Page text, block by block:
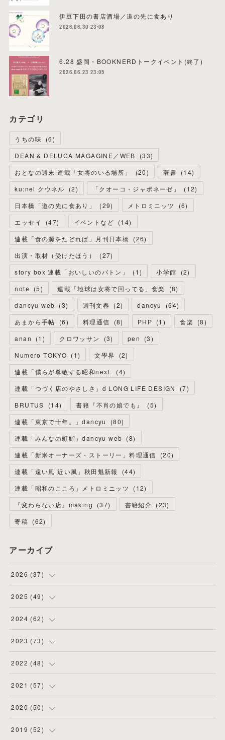
伊豆下田の書店酒場／道の先に食あり
2026.06.30 23:08
6.28 盛岡・BOOKNERDトークイベント(終了)
2026.06.23 23:05
カテゴリ
うちの味 (6)
DEAN & DELUCA MAGAGINE／WEB
(33)
おとなの週末 連載「女将のいる場所」
(20) 著書 (14)
ku:nel クウネル
(2) 「クオーコ・ジャポネーゼ」 (12)
日本橋「道の先に食あり」
(29) メトロミニッツ (6)
エッセイ
(47) イベントなど (14)
連載「食の源をたどれば」月刊日本橋 (26)
出演・取材（受けたほう）
(27)
story box 連載「おいしいのバトン」
(1) 小学館 (2)
note
(5) 連載「地球は女将で回ってる」食楽 (8)
dancyu web (3) 週刊文春 (2) dancyu (64)
あまから手帖
(6) 料理通信 (8) PHP (1 ) 食楽 (8)
anan
(1 ) クロワッサン (3) pen (3)
Numero TOKYO (1) 文學界 (2)
連載「僕らが尊敬する昭和next.
(4)
連載「つづく店のやさしさ」d LONG LIFE DESIGN
(7)
BRUTUS
(14) 書籍『不肖の娘でも』 (5)
連載「東京で十年。」dancyu
(80)
連載「みんなの町鮨」dancyu web (8)
連載「新米オーナーズ・ストーリー」料理通信
(20)
連載「遠い風 近い風」秋田魁新報
(44)
連載「昭和のこころ」メトロミニッツ
(12)
『変わらない店』making
(37) 書籍紹介 (23)
寄稿 (62)
アーカイブ
2026 (37)
(4)
(8)
(2)
( 11
2025 (49)
(3)
(4)
(3)
(4)
2024 (62)
(4)
(5)
(5)
(3 )
2023 (73)
(8)
(6)
(7)
(5)
2022 (48)
(4)
(4)
(5)
2021 (57)
(6)
(8)
2020 (50)
(2)
2019 (52)